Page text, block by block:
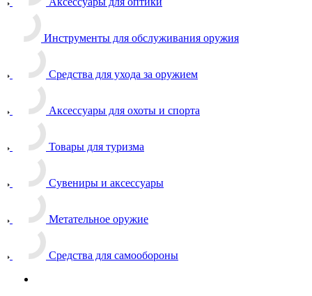
Инструменты для обслуживания оружия
Средства для ухода за оружием
Аксессуары для охоты и спорта
Товары для туризма
Сувениры и аксессуары
Метательное оружие
Средства для самообороны